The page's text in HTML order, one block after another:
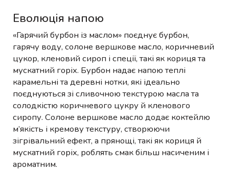
Еволюція напою
«Гарячий бурбон із маслом» поєднує бурбон,
гарячу воду, солоне вершкове масло, коричневий
цукор, кленовий сироп і спеції, такі як кориця та
мускатний горіх. Бурбон надає напою теплі
карамельні та деревні нотки, які ідеально
поєднуються зі сливочною текстурою масла та
солодкістю коричневого цукру й кленового
сиропу. Солоне вершкове масло додає коктейлю
м’якість і кремову текстуру, створюючи
зігрівальний ефект, а прянощі, такі як кориця й
мускатний горіх, роблять смак більш насиченим і
ароматним.